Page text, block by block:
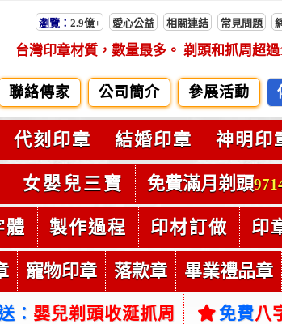
瀏覽： 2.9億+ 愛心公益 相關連結 常見問題
台灣印章材質，數量最多。 剃頭和抓周超過
聯絡傳家 公司簡介 參展活動
代刻印章 結婚印章 神明印
女嬰兒三寶 免費滿月剃頭
體 製作過程 印材訂做 印
寵物印章 落款章 畢業禮品章
： 嬰兒剃頭收涎抓周 免費八